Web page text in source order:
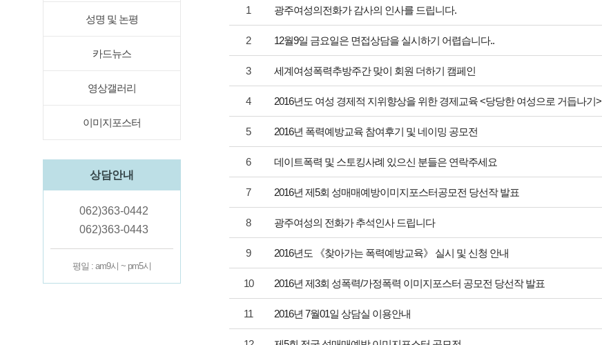
성명 및 논평
카드뉴스
영상갤러리
이미지포스터
상담안내
062)363-0442
062)363-0443
평일 : am9시 ~ pm5시
1 광주여성의전화가 감사의 인사를 드립니다.
2 12월9일 금요일은 면접상담을 실시하기 어렵습니다..
3 세계여성폭력추방주간 맞이 회원 더하기 캠페인
4 2016년도 여성 경제적 지위향상을 위한 경제교육 <당당한 여성으로 거듭나기>
5 2016년 폭력예방교육 참여후기 및 네이밍 공모전
6 데이트폭력 및 스토킹사례 있으신 분들은 연락주세요
7 2016년 제5회 성매매예방이미지포스터공모전 당선작 발표
8 광주여성의 전화가 추석인사 드립니다
9 2016년도 《찾아가는 폭력예방교육》 실시 및 신청 안내
10 2016년 제3회 성폭력/가정폭력 이미지포스터 공모전 당선작 발표
11 2016년 7월01일 상담실 이용안내